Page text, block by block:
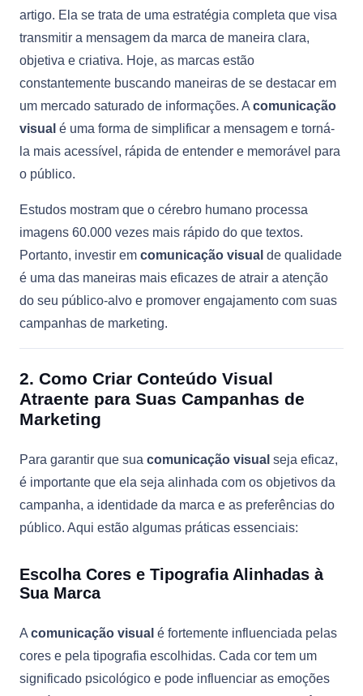
artigo. Ela se trata de uma estratégia completa que visa
transmitir a mensagem da marca de maneira clara,
objetiva e criativa. Hoje, as marcas estão
constantemente buscando maneiras de se destacar em
um mercado saturado de informações. A comunicação
visual é uma forma de simplificar a mensagem e torná-
la mais acessível, rápida de entender e memorável para
o público.
Estudos mostram que o cérebro humano processa
imagens 60.000 vezes mais rápido do que textos.
Portanto, investir em comunicação visual de qualidade
é uma das maneiras mais eficazes de atrair a atenção
do seu público-alvo e promover engajamento com suas
campanhas de marketing.
2. Como Criar Conteúdo Visual
Atraente para Suas Campanhas de
Marketing
Para garantir que sua comunicação visual seja eficaz,
é importante que ela seja alinhada com os objetivos da
campanha, a identidade da marca e as preferências do
público. Aqui estão algumas práticas essenciais:
Escolha Cores e Tipografia Alinhadas à
Sua Marca
A comunicação visual é fortemente influenciada pelas
cores e pela tipografia escolhidas. Cada cor tem um
significado psicológico e pode influenciar as emoções